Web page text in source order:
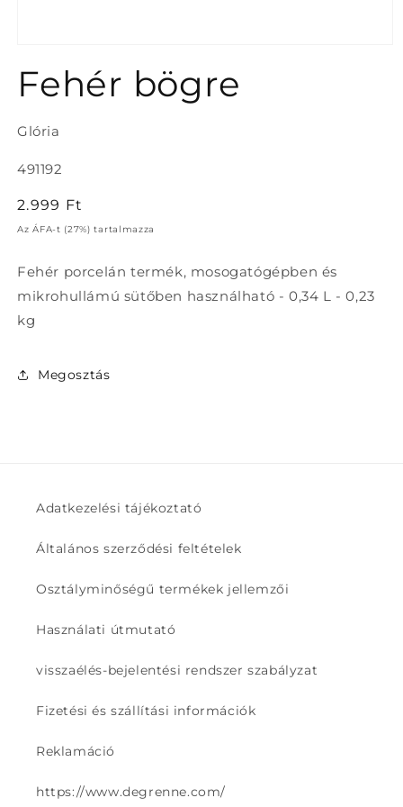
megnyitása
Fehér bögre
Glória
Termékváltozat:
491192
Normál
ár
2.999 Ft
Az ÁFA-t (27%) tartalmazza
Fehér porcelán termék, mosogatógépben és
mikrohullámú sütőben használható - 0,34 L - 0,23
kg
Megosztás
Adatkezelési tájékoztató
Általános szerződési feltételek
Osztályminőségű termékek jellemzői
Használati útmutató
visszaélés-bejelentési rendszer szabályzat
Fizetési és szállítási információk
Reklamáció
https://www.degrenne.com/